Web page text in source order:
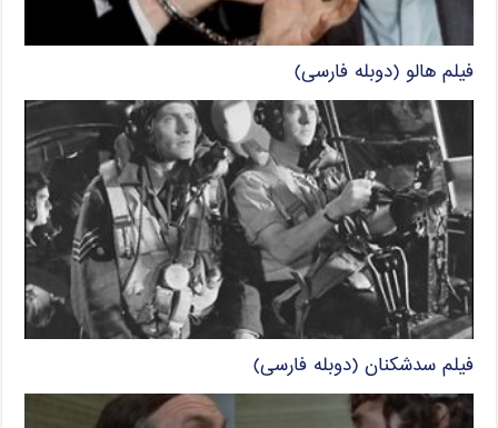
فیلم هالو (دوبله فارسی)
فیلم سدشکنان (دوبله فارسی)